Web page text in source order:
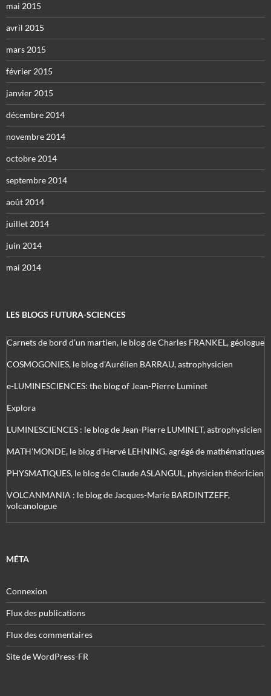
mai 2015
avril 2015
mars 2015
février 2015
janvier 2015
décembre 2014
novembre 2014
octobre 2014
septembre 2014
août 2014
juillet 2014
juin 2014
mai 2014
LES BLOGS FUTURA-SCIENCES
Carnets de bord d’un martien, le blog de Charles FRANKEL, géologue
COSMOGONIES, le blog d'Aurélien BARRAU, astrophysicien
e-LUMINESCIENCES: the blog of Jean-Pierre Luminet
Explora
LUMINESCIENCES : le blog de Jean-Pierre LUMINET, astrophysicien
MATH'MONDE, le blog d'Hervé LEHNING, agrégé de mathématiques
PHYSMATIQUES, le blog de Claude ASLANGUL, physicien théoricien
VOLCANMANIA : le blog de Jacques-Marie BARDINTZEFF,
volcanologue
MÉTA
Connexion
Flux des publications
Flux des commentaires
Site de WordPress-FR